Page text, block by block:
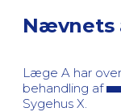
Nævnets
Læge A har
behandling af
Sygehus X.